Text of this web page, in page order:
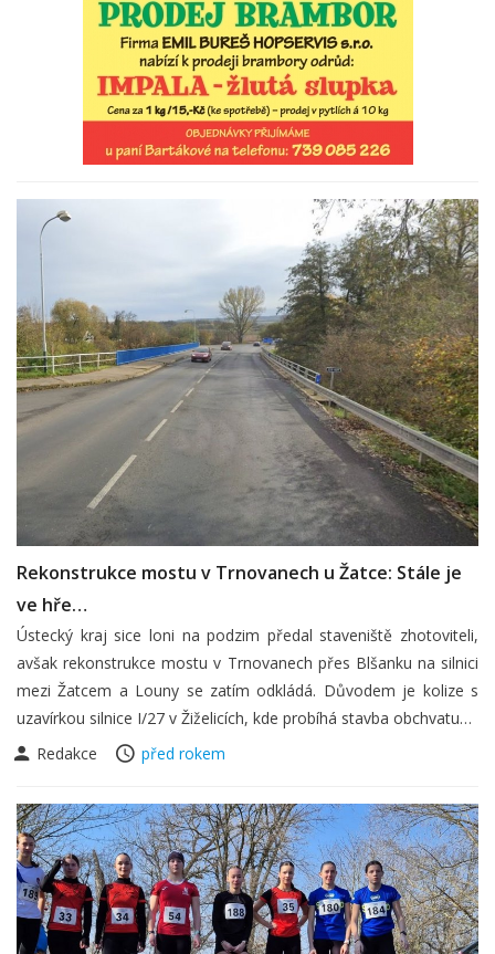
Rekonstrukce mostu v Trnovanech u Žatce: Stále je
ve hře…
Ústecký kraj sice loni na podzim předal staveniště zhotoviteli,
avšak rekonstrukce mostu v Trnovanech přes Blšanku na silnici
mezi Žatcem a Louny se zatím odkládá. Důvodem je kolize s
uzavírkou silnice I/27 v Žiželicích, kde probíhá stavba obchvatu…
Redakce
před rokem